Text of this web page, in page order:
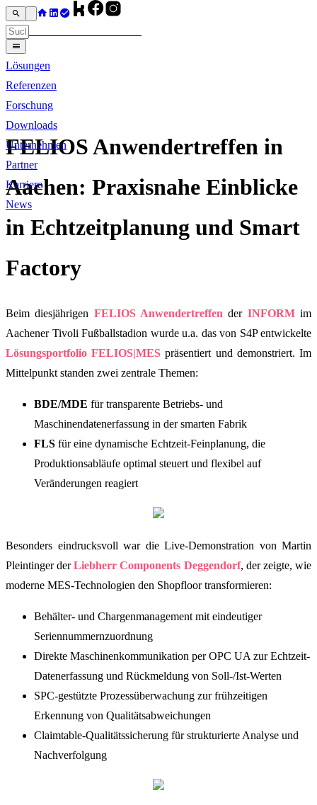
Lösungen
Referenzen
Forschung
Downloads
Unternehmen
Partner
Karriere
News
FELIOS Anwendertreffen in
Aachen: Praxisnahe Einblicke
in Echtzeitplanung und Smart
Factory
Beim diesjährigen FELIOS Anwendertreffen der INFORMim
Aachener Tivoli Fußballstadion wurde u.a. das von S4P entwickelte
Lösungsportfolio FELIOS|MES präsentiert und demonstriert. Im
Mittelpunkt standen zwei zentrale Themen:
BDE/MDE für transparente Betriebs- und
Maschinendatenerfassung in der smarten Fabrik
FLS für eine dynamische Echtzeit-Feinplanung, die
Produktionsabläufe optimal steuert und flexibel auf
Veränderungen reagiert
Besonders eindrucksvoll war die Live-Demonstration von Martin
Pleintinger derLiebherr Components Deggendorf, der zeigte, wie
moderne MES-Technologien den Shopfloor transformieren:
Behälter- und Chargenmanagement mit eindeutiger
Seriennummernzuordnung
Direkte Maschinenkommunikation per OPC UA zur Echtzeit-
Datenerfassung und Rückmeldung von Soll-/Ist-Werten
SPC-gestützte Prozessüberwachung zur frühzeitigen
Erkennung von Qualitätsabweichungen
Claimtable-Qualitätssicherung für strukturierte Analyse und
Nachverfolgung